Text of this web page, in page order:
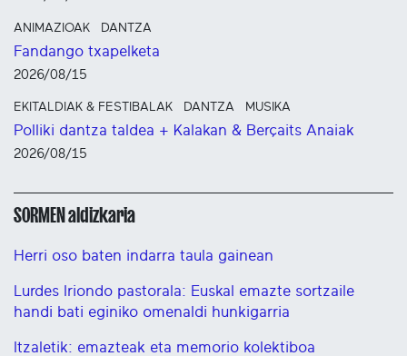
ANIMAZIOAK DANTZA
Fandango txapelketa
2026/08/15
EKITALDIAK & FESTIBALAK DANTZA MUSIKA
Polliki dantza taldea + Kalakan & Berçaits Anaiak
2026/08/15
SORMEN aldizkaria
Herri oso baten indarra taula gainean
Lurdes Iriondo pastorala: Euskal emazte sortzaile
handi bati eginiko omenaldi hunkigarria
Itzaletik: emazteak eta memorio kolektiboa